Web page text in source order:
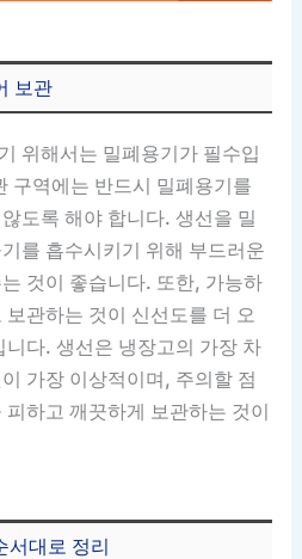
보관
위해서는 밀폐용기가 필수입
구역에는 반드시 밀폐용기를
도록 해야 합니다. 생선을 밀
를 흡수시키기 위해 부드러운
것이 좋습니다. 또한, 가능하
관하는 것이 신선도를 더 오
다. 생선은 냉장고의 가장 차
가장 이상적이며, 주의할 점
하고 깨끗하게 보관하는 것이
서대로 정리